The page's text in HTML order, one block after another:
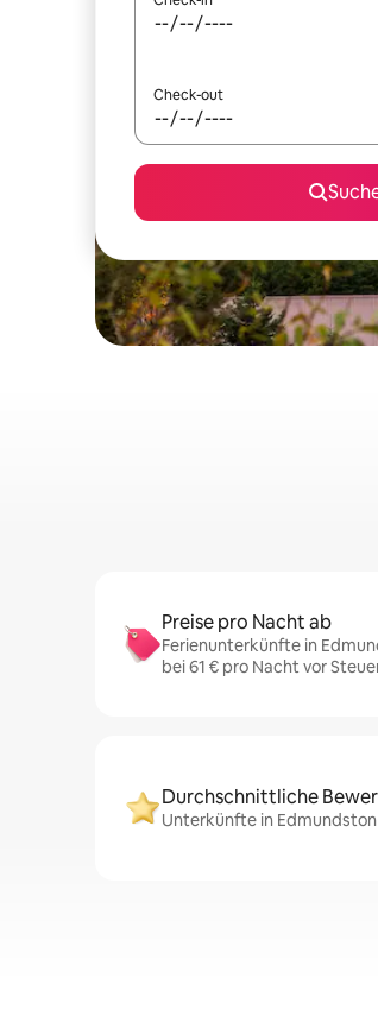
Check-out
Preise pro Nacht ab
Ferienunterkünfte in
bei 61 € pro Nacht vor
Durchschnittliche
Unterkünfte in